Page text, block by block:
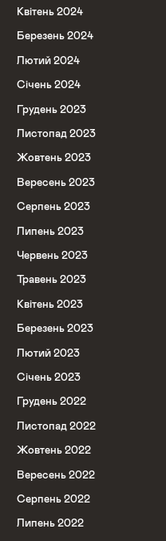
Квітень 2024
Березень 2024
Лютий 2024
Січень 2024
Грудень 2023
Листопад 2023
Жовтень 2023
Вересень 2023
Серпень 2023
Липень 2023
Червень 2023
Травень 2023
Квітень 2023
Березень 2023
Лютий 2023
Січень 2023
Грудень 2022
Листопад 2022
Жовтень 2022
Вересень 2022
Серпень 2022
Липень 2022